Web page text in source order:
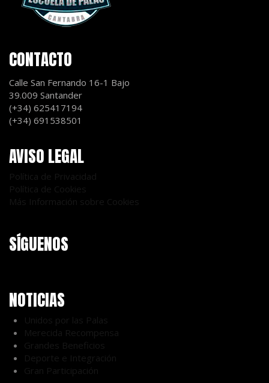
CONTACTO
Calle San Fernando 16-1 Bajo
39.009 Santander
(+34) 625417194
(+34) 691538501
AVISO LEGAL
SÍGUENOS
NOTICIAS